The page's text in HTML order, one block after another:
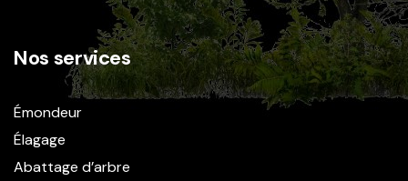
Nos services
Émondeur
Élagage
Abattage d’arbre